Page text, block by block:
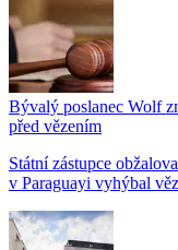
Bývalý poslanec Wolf
před vězením
Státní zástupce
v Paraguayi vyhýbal